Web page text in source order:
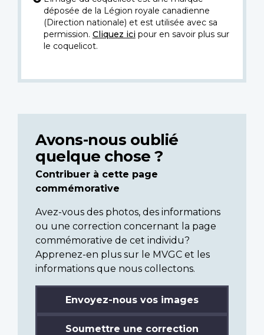
déposée de la Légion royale canadienne
(Direction nationale) et est utilisée avec sa
permission. Cliquez icipour en savoir plus sur
le coquelicot.
Avons-nous oublié
quelque chose ?
Contribuer à cette page
commémorative
Avez-vous des photos, des informations
ou une correction concernant la page
commémorative de cet individu?
Apprenez-en plus sur le MVGC et les
informations que nous collectons.
Envoyez-nous vos images
Soumettre une correction